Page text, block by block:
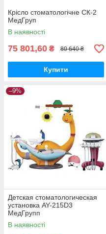
Крісло стоматологічне СК-2
МедГруп
В наявності
75 801,60 ₴ 80 640 ₴
Купити
–9%
Детская стоматологическая
установка AY-215D3
МедГрупп
В наявності